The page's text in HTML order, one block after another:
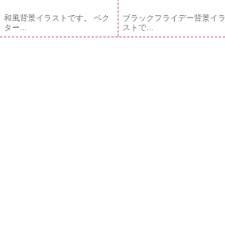
和風背景イラストです。 ベク
ター...
ブラックフライデー背景イラ
ストで...